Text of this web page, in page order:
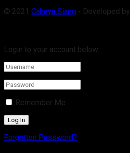
© 2021 Cahaya Siang - Developed by
Login to your account below
Remember Me
Forgotten Password?